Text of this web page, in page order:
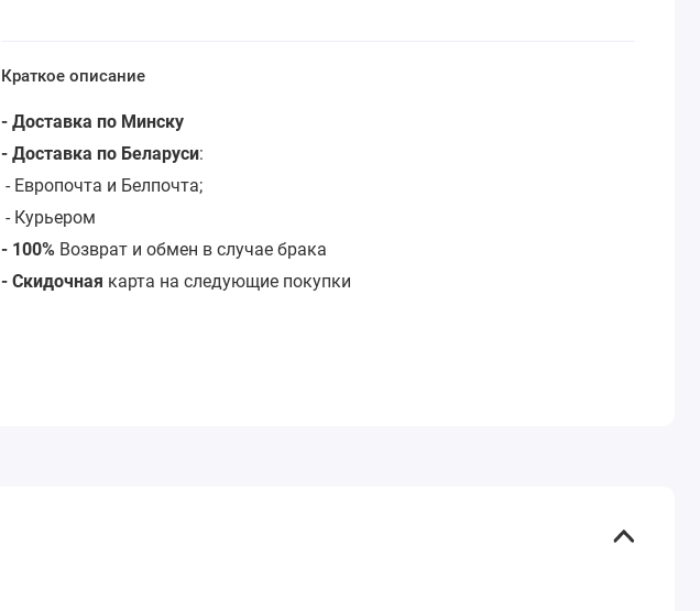
Краткое описание
- Доставка по Минску
- Доставка по Беларуси:
- Европочта и Белпочта;
- Курьером
- 100% Возврат и обмен в случае брака
- Скидочная карта на следующие покупки